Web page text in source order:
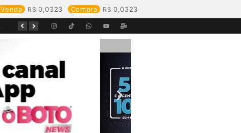
Venda 0,0323 Compra 0,0323
Equipes da Aegea Rondônia passam por treinamento de prevenção e combate a princípios de incêndio e segurança no trabalho com inflamáveis Começa o Festival Peixes da Amazônia na Estrada de Ferro Madeira-Mamoré